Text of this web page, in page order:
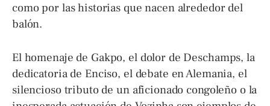
como por las historias que nacen alrededor del
balón.
El homenaje de Gakpo, el dolor de Deschamps, la
dedicatoria de Enciso, el debate en Alemania, el
silencioso tributo de un aficionado congoleño o la